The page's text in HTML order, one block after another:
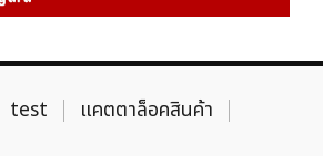
test แคตตาล็อคสินค้า